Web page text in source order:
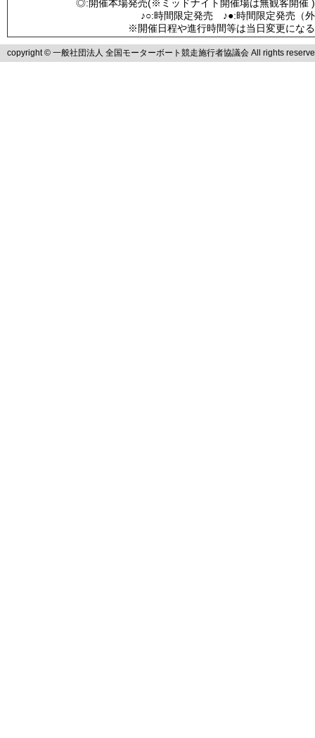
◎:開催本場発売(※ミッドナイト開催場は無観客
♪○:時間限定発売 ♪●:時間限定発売
※開催日程や進行時間等は当日変更にな
copyright © 一般社団法人 全国モーターボート競走施行者協議会 All rights